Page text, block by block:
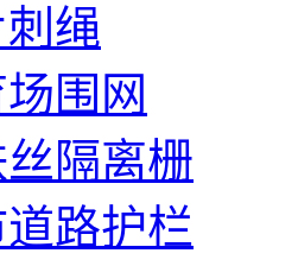
绳
围网
隔离栅
路护栏